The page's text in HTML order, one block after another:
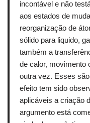
incontável e não
aos estados de
reorganização de
sólido para liquido,
também a
de calor, movimento
outra vez. Esses
efeito tem sido
aplicáveis a criação
argumento está